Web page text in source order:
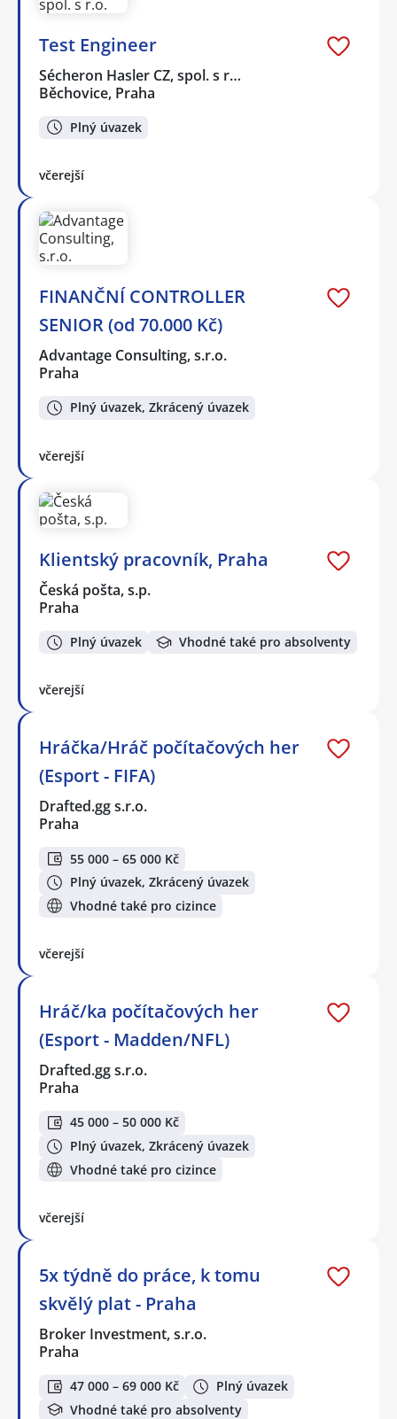
Test Engineer
Sécheron Hasler CZ, spol. s r…
Běchovice, Praha
Plný úvazek
včerejší
FINANČNÍ CONTROLLER
SENIOR (od 70.000 Kč)
Advantage Consulting, s.r.o.
Praha
Plný úvazek, Zkrácený úvazek
včerejší
Klientský pracovník, Praha
Česká pošta, s.p.
Praha
Plný úvazek Vhodné také pro absolventy
včerejší
Hráčka/Hráč počítačových her
(Esport - FIFA)
Drafted.gg s.r.o.
Praha
55 000 – 65 000 Kč
Plný úvazek, Zkrácený úvazek
Vhodné také pro cizince
včerejší
Hráč/ka počítačových her
(Esport - Madden/NFL)
Drafted.gg s.r.o.
Praha
45 000 – 50 000 Kč
Plný úvazek, Zkrácený úvazek
Vhodné také pro cizince
včerejší
5x týdně do práce, k tomu
skvělý plat - Praha
Broker Investment, s.r.o.
Praha
47 000 – 69 000 Kč
Plný úvazek
Vhodné také pro absolventy